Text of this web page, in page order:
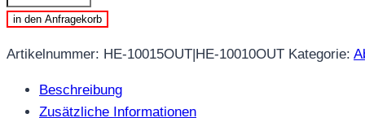
10015OUT|HE-
-
OUTDOOR
in den Anfragekorb
Artikelnummer: HE-10015OUT|HE-10010OUT Kategorie:
Beschreibung
Zusätzliche Informationen